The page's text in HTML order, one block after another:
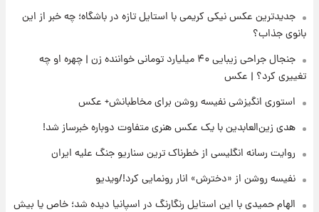
ارزش سهام عدالت برای امروز ۱۷ مرداد ۱۴۰۵ +
۲۳ ساعت پیش
لیونل مسی عزادار شد! + جزئیات
جدیدترین عکس نیکی کریمی با استایل تازه در باشگاه؛ چه خبر از این
بانوی جذاب؟
جنجال جراحی زیبایی ۴۰ میلیارد تومانی خواننده زن | چهره او چه
تغییری کرد؟ | عکس
استوری انگیزشی نفیسه روشن برای مخاطبانش+ عکس
هدی زین‌العابدین با یک عکس هنری متفاوت دوباره خبرساز شد!
روایت رسانه انگلیسی از خطرناک ترین سناریو جنگ علیه ایران
نفیسه روشن از «دخترش» انار رونمایی کرد!/ویدیو
الهام حمیدی با این استایل رنگارنگ در اسپانیا دیده شد؛ خاص یا بیش